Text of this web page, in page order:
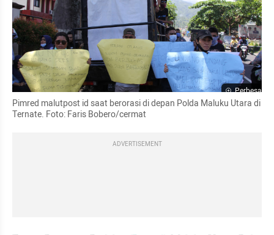
Perbesar
Pimred malutpost id saat berorasi di depan Polda Maluku Utara di
Ternate. Foto: Faris Bobero/cermat
ADVERTISEMENT